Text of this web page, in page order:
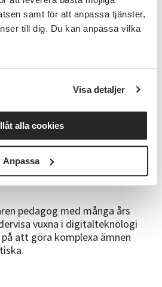
samt för att anpassa tjänster,
till dig. Du kan anpassa vilka
Visa detaljer
alla cookies
Anpassa
smartare och hitta tillförlitliga
NotebookLM: Hur du
som en personlig AI-
anteckningar och dokument.
ge svar baserat på det du själv
och förstå AI-
– t.ex. att AI inte alltid har
viktiga svar. Vi diskuterar
pedagog med många års
vuxna i digitalteknologi
på att göra komplexa ämnen